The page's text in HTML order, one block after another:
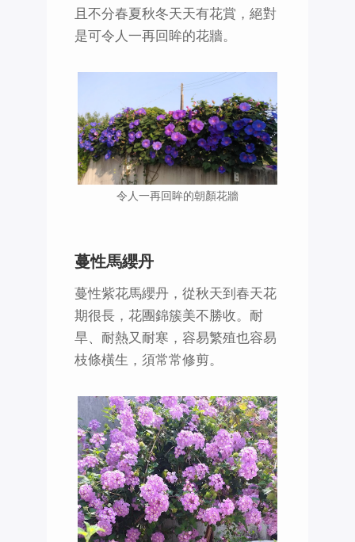
且不分春夏秋冬天天有花賞，絕對
是可令人一再回眸的花牆。
令人一再回眸的朝顏花牆
蔓性馬纓丹
蔓性紫花馬纓丹，從秋天到春天花
期很長，花團錦簇美不勝收。耐
旱、耐熱又耐寒，容易繁殖也容易
枝條橫生，須常常修剪。